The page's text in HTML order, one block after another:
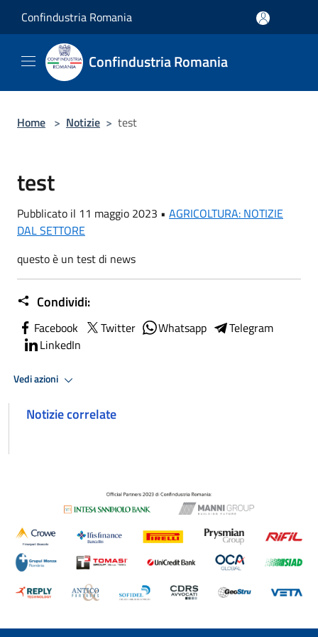
Confindustria Romania
Confindustria Romania
Home > Notizie > test
test
Pubblicato il 11 maggio 2023 • AGRICOLTURA: NOTIZIE
DAL SETTORE
questo è un test di news
Condividi:
Facebook Twitter Whatsapp
Telegram
LinkedIn
Vedi azioni
Notizie correlate